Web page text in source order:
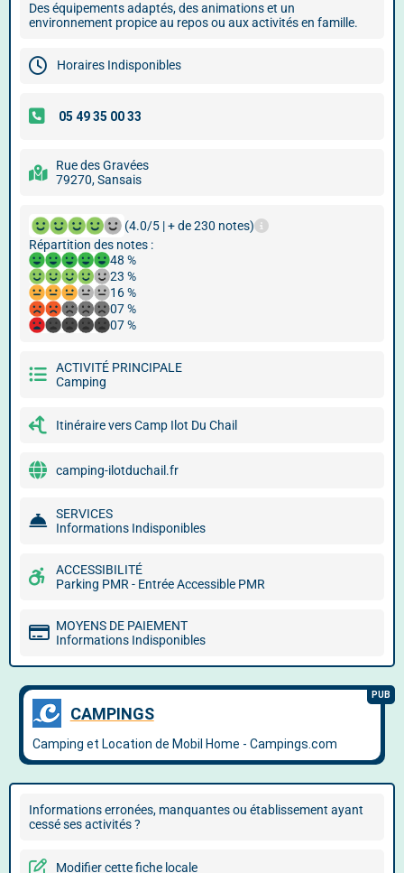
Des équipements adaptés, des animations et un
environnement propice au repos ou aux activités en famille.
Horaires Indisponibles
Rue des Gravées
79270, Sansais
(4.0/5 | + de 230 notes)
Répartition des notes :
48 %
23 %
16 %
07 %
07 %
ACTIVITÉ PRINCIPALE
Camping
Itinéraire vers Camp Ilot Du Chail
camping-ilotduchail.fr
SERVICES
Informations Indisponibles
ACCESSIBILITÉ
Parking PMR - Entrée Accessible PMR
MOYENS DE PAIEMENT
Informations Indisponibles
Informations erronées, manquantes ou établissement ayant
cessé ses activités ?
Modifier cette fiche locale